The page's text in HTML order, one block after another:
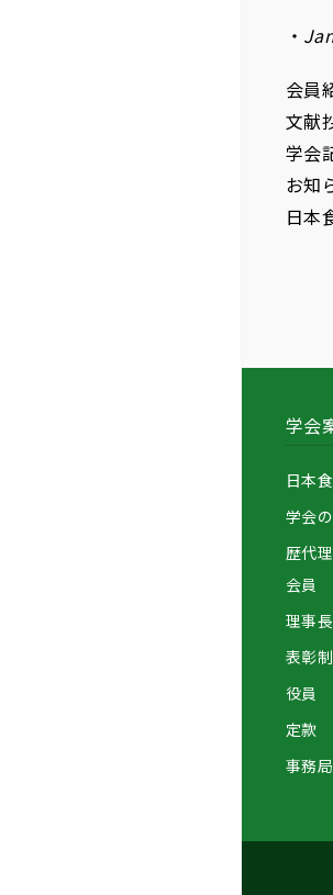
会員
文献
学会
お知
日本
学会
日本
学会
歴代
会員
理事
表彰
役員
定款
事務局